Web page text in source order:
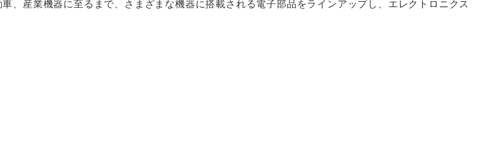
、産業機器に至るまで、さまざまな機器に搭載される電子部品をラインアップし、エレクトロニクス